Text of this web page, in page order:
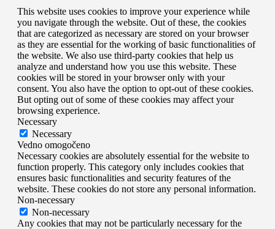
This website uses cookies to improve your experience while
you navigate through the website. Out of these, the cookies
that are categorized as necessary are stored on your browser
as they are essential for the working of basic functionalities of
the website. We also use third-party cookies that help us
analyze and understand how you use this website. These
cookies will be stored in your browser only with your
consent. You also have the option to opt-out of these cookies.
But opting out of some of these cookies may affect your
browsing experience.
Necessary
Necessary
Vedno omogočeno
Necessary cookies are absolutely essential for the website to
function properly. This category only includes cookies that
ensures basic functionalities and security features of the
website. These cookies do not store any personal information.
Non-necessary
Non-necessary
Any cookies that may not be particularly necessary for the